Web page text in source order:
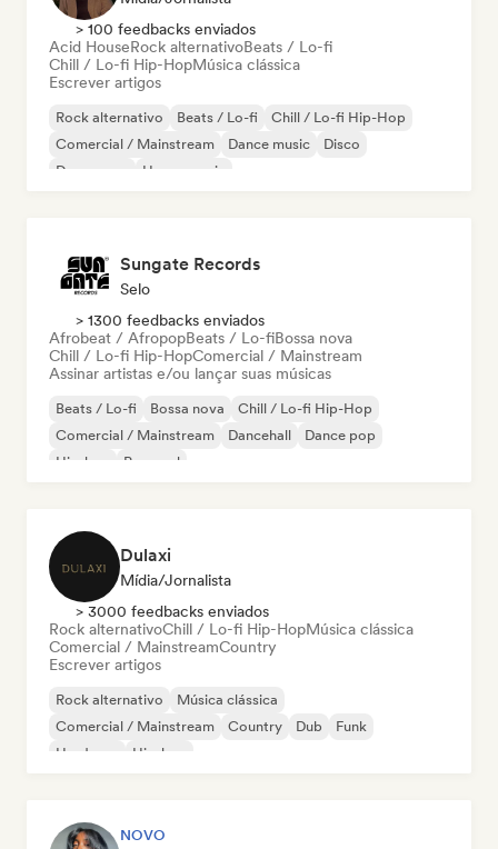
> 100 feedbacks enviados
Acid HouseRock alternativoBeats / Lo-fi
Chill / Lo-fi Hip-HopMúsica clássica
Escrever artigos
Rock alternativo Beats / Lo-fi
Chill / Lo-fi Hip-Hop
Comercial / Mainstream
Dance music
Disco
Dream pop
House music
Sungate Records
Selo
> 1300 feedbacks enviados
Afrobeat / AfropopBeats / Lo-fiBossa nova
Chill / Lo-fi Hip-HopComercial / Mainstream
Assinar artistas e/ou lançar suas músicas
Beats / Lo-fi Bossa nova
Chill / Lo-fi Hip-Hop
Comercial / Mainstream
Dancehall
Dance pop
Hip-hop
Pop soul
Dulaxi
Mídia/Jornalista
> 3000 feedbacks enviados
Rock alternativoChill / Lo-fi Hip-HopMúsica clássica
Comercial / MainstreamCountry
Escrever artigos
Rock alternativo
Música clássica
Comercial / Mainstream
Country Dub
Funk
Hardcore
Hip-hop
NOVO